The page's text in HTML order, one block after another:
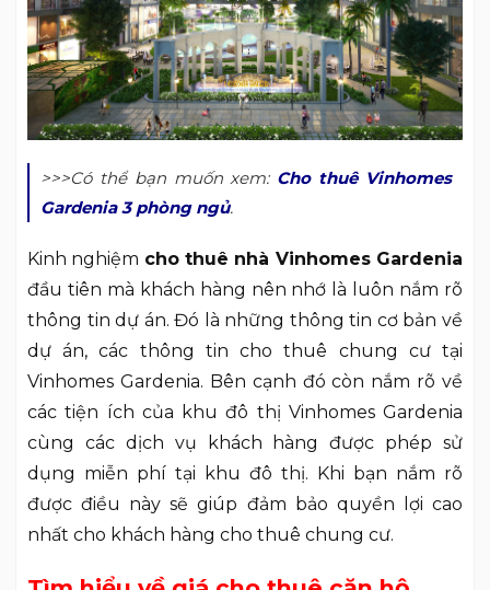
>>>Có thể bạn muốn xem: Cho thuê Vinhomes
Gardenia 3 phòng ngủ.
Kinh nghiệm cho thuê nhà Vinhomes Gardenia
đầu tiên mà khách hàng nên nhớ là luôn nắm rõ
thông tin dự án. Đó là những thông tin cơ bản về
dự án, các thông tin cho thuê chung cư tại
Vinhomes Gardenia. Bên cạnh đó còn nắm rõ về
các tiện ích của khu đô thị Vinhomes Gardenia
cùng các dịch vụ khách hàng được phép sử
dụng miễn phí tại khu đô thị. Khi bạn nắm rõ
được điều này sẽ giúp đảm bảo quyền lợi cao
nhất cho khách hàng cho thuê chung cư.